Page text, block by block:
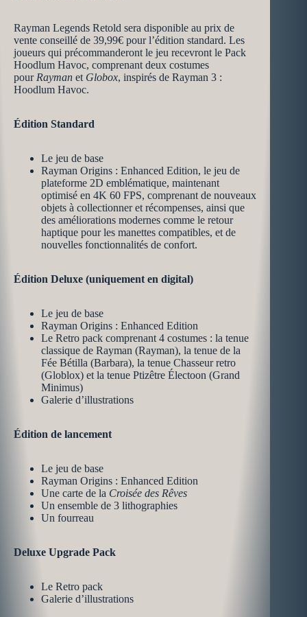
Rayman Legends Retold sera disponible au prix de
vente conseillé de 39,99€ pour l’édition standard. Les
joueurs qui précommanderont le jeu recevront le Pack
Hoodlum Havoc, comprenant deux costumes
pour Rayman et Globox, inspirés de Rayman 3 :
Hoodlum Havoc.
Édition Standard
Le jeu de base
Rayman Origins : Enhanced Edition, le jeu de
plateforme 2D emblématique, maintenant
optimisé en 4K 60 FPS, comprenant de nouveaux
objets à collectionner et récompenses, ainsi que
des améliorations modernes comme le retour
haptique pour les manettes compatibles, et de
nouvelles fonctionnalités de confort.
Édition Deluxe (uniquement en digital)
Le jeu de base
Rayman Origins : Enhanced Edition
Le Retro pack comprenant 4 costumes : la tenue
classique de Rayman (Rayman), la tenue de la
Fée Bétilla (Barbara), la tenue Chasseur retro
(Globlox) et la tenue Ptizêtre Électoon (Grand
Minimus)
Galerie d’illustrations
Édition de lancement
Le jeu de base
Rayman Origins : Enhanced Edition
Une carte de la Croisée des Rêves
Un ensemble de 3 lithographies
Un fourreau
Deluxe Upgrade Pack
Le Retro pack
Galerie d’illustrations